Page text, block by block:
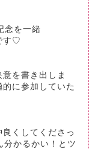
念を一緒
す♡
を書き出しま
に参加していた
くしてくださっ
かるかい！とツ